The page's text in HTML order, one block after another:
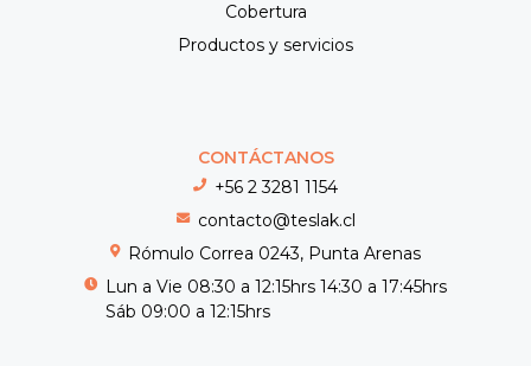
Cobertura
Productos y servicios
CONTÁCTANOS
+56 2 3281 1154
contacto@teslak.cl
Rómulo Correa 0243, Punta Arenas
Lun a Vie 08:30 a 12:15hrs 14:30 a 17:45hrs
Sáb 09:00 a 12:15hrs